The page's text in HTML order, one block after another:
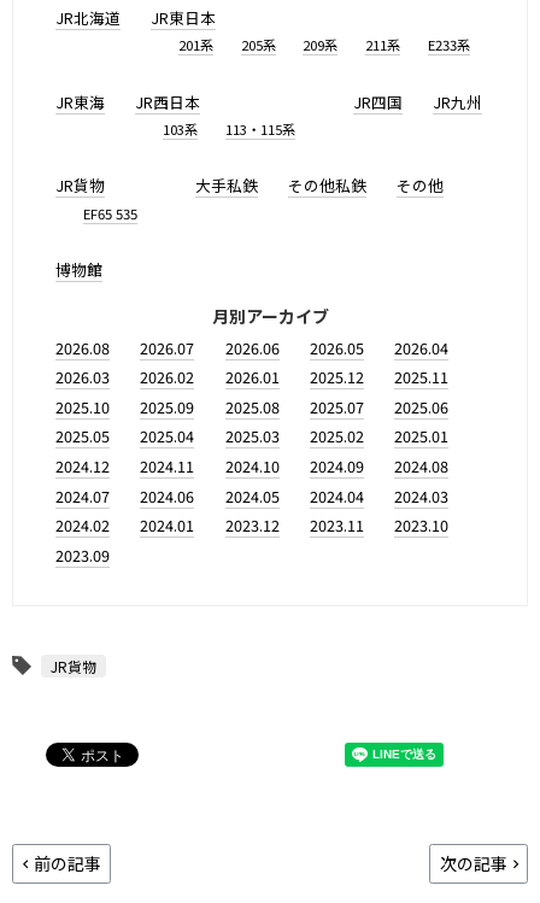
JR北海道 JR東日本
201系 205系 209系 211系 E233系
JR東海 JR西日本
103系 113・115系
JR四国 JR九州
JR貨物
EF65 535
大手私鉄 その他私鉄 その他
博物館
月別アーカイブ
2026.08 2026.07 2026.06 2026.05
2026.04
2026.03
2026.02 2026.01 2025.12
2025.11
2025.10
2025.09 2025.08 2025.07
2025.06
2025.05
2025.04 2025.03 2025.02
2025.01
2024.12
2024.11 2024.10 2024.09
2024.08
2024.07
2024.06 2024.05 2024.04
2024.03
2024.02
2024.01 2023.12 2023.11
2023.10
2023.09
JR貨物
前の記事 次の記事